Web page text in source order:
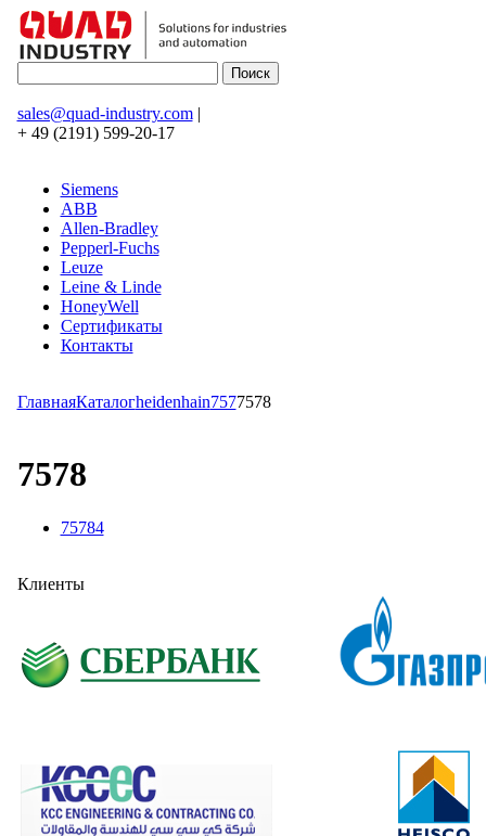
sales@quad-industry.com|
+ 49 (2191) 599-20-17
Siemens
ABB
Allen-Bradley
Pepperl-Fuchs
Leuze
Leine & Linde
HoneyWell
Сертификаты
Контакты
ГлавнаяКаталогheidenhain7577578
7578
75784
Клиенты